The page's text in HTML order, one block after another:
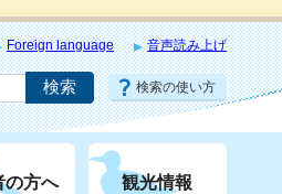
Foreign language 音声読み上げ
検索の使い方
の方へ 観光情報